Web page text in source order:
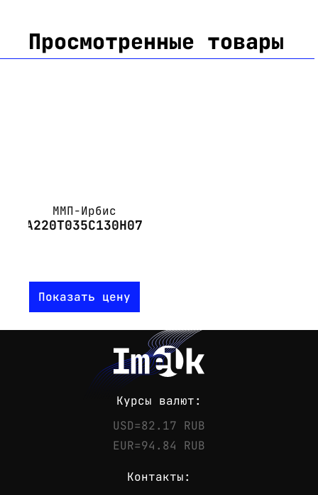
Просмотренные товары
ММП-Ирбис
А220Т035С130Н07
Показать цену
Курсы валют:
USD=82.17 RUB
EUR=94.84 RUB
Контакты: